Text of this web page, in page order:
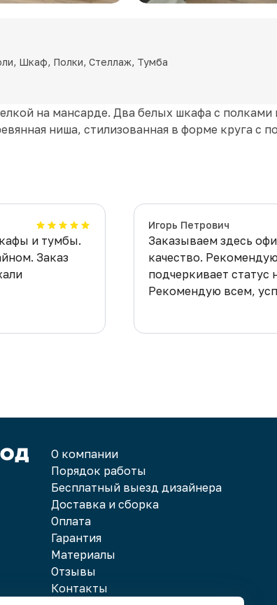
Шкаф, Полки, Стеллаж, Тумба
на мансарде. Два белых шкафа с
ниша, стилизованная в форме круга с
и тумбы.
Заказ
мебели
Игорь Петрович
Заказываем здесь
качество.
подчеркивает статус
Рекомендую всем,
О компании
Порядок работы
Бесплатный выезд дизайнера
Доставка и сборка
Оплата
Гарантия
Материалы
Отзывы
Контакты